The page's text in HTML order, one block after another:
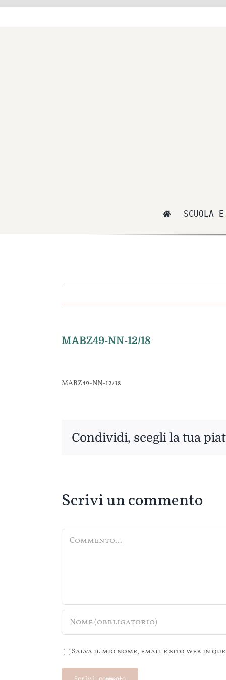
Salta
SCUOLA
MABZ49-NN-12/18
MABZ49-NN-12/18
Condividi, scegli la tua
Scrivi un commento
Salva il mio nome, email e sito web in